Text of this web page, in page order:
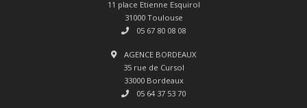
11 place Etienne Esquirol
31000 Toulouse
05 67 80 08 08
AGENCE BORDEAUX
35 rue de Cursol
33000 Bordeaux
05 64 37 53 70